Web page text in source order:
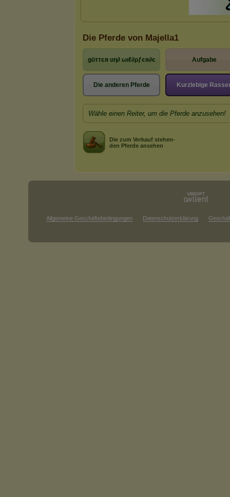
Die Pferde von Majella1
göттєя υη∂ ωιℓ∂ρƒєя∂є Aufgabe
Die anderen Pferde Kurzlebige
Wähle einen Reiter, um die Pferde anzusehen!
Die zum Verkauf stehen-
den Pferde ansehen
Allgemeine Geschäftsbedingungen Datenschutzerklärung